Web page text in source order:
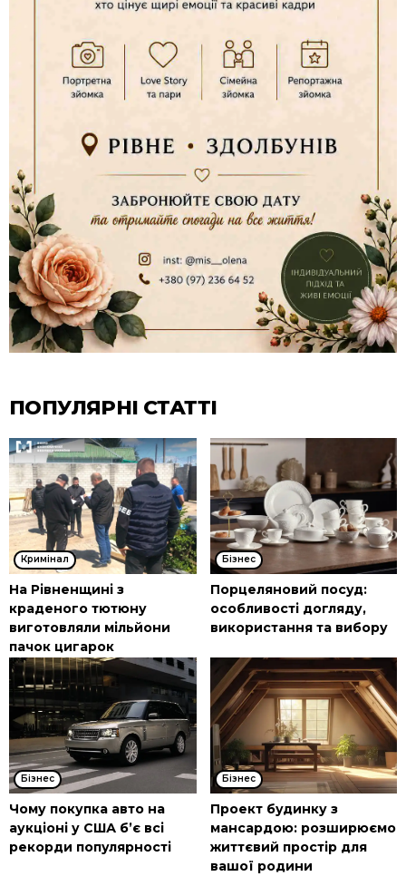
ПОПУЛЯРНІ СТАТТІ
Кримінал
На Рівненщині з
краденого тютюну
виготовляли мільйони
пачок цигарок
Бізнес
Порцеляновий посуд:
особливості догляду,
використання та вибору
Бізнес
Чому покупка авто на
аукціоні у США б’є всі
рекорди популярності
Бізнес
Проект будинку з
мансардою: розширюємо
життєвий простір для
вашої родини